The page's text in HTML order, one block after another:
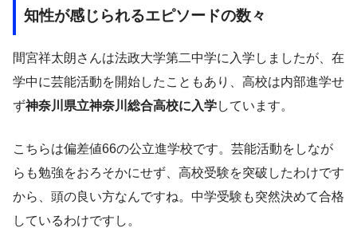
知性が感じられるエピソードの数々
間宮祥太朗さんは法政大学第二中学に入学しましたが、在
学中に芸能活動を開始したこともあり、高校は内部進学せ
ず神奈川県立神奈川総合高校に入学しています。
こちらは偏差値66の公立進学校です。芸能活動をしなが
らも勉強をおろそかにせず、高校受験を突破したわけです
から、頭の良い方なんですね。中学受験も突然決めて合格
しているわけですし。